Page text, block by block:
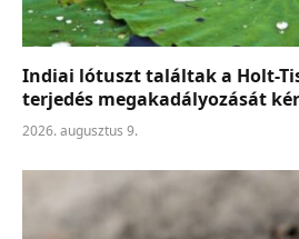
Indiai lótuszt találtak a Holt-
terjedés megakadályozását
2026. augusztus 9.